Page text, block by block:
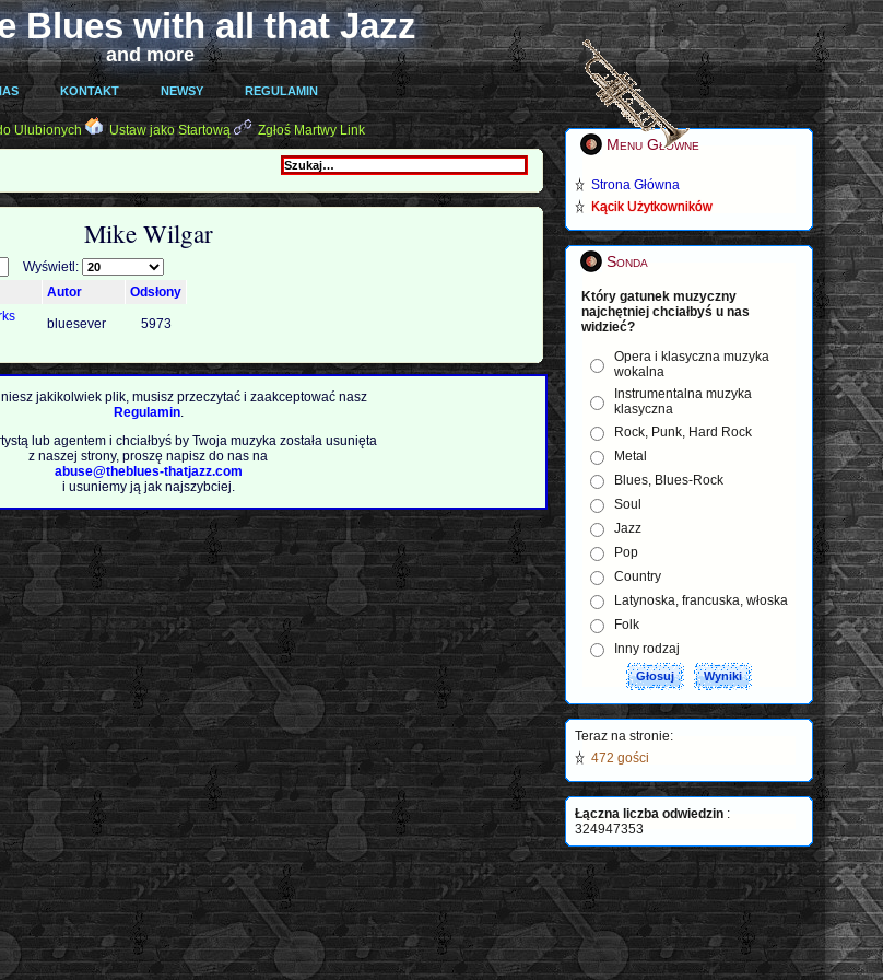
Blues with all that Jazz
and more
KONTAKT NEWSY REGULAMIN
Ulubionych Ustaw jako Startową Zgłoś Martwy Link
Mike Wilgar
Wyświetl:
Autor Odsłony
bluesever 5973
jakikolwiek plik, musisz przeczytać i zaakceptować nasz
Regulamin.
lub agentem i chciałbyś by Twoja muzyka została usunięta
z naszej strony, proszę napisz do nas na
abuse@theblues-thatjazz.com
i usuniemy ją jak najszybciej.
Menu Główne
Strona Główna
Kącik Użytkowników
Sonda
Który gatunek muzyczny
najchętniej chciałbyś u nas
widzieć?
Opera i klasyczna muzyka
wokalna
Instrumentalna muzyka
klasyczna
Rock, Punk, Hard Rock
Metal
Blues, Blues-Rock
Soul
Jazz
Pop
Country
Latynoska, francuska, włoska
Folk
Inny rodzaj
Teraz na stronie:
472 gości
Łączna liczba odwiedzin :
324947353